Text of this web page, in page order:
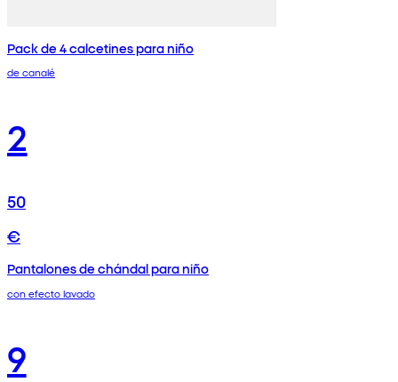
Pack de 4 calcetines para niño
de canalé
2
50
€
Pantalones de chándal para niño
con efecto lavado
9